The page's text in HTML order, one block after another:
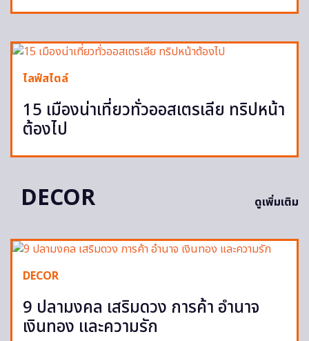
ไลฟ์สไตล์
15 เมืองน่าเที่ยวทั่วออสเตรเลีย ทริปหน้า
ต้องไป
DECOR ดูเพิ่มเติม
DECOR
9 ปลามงคล เสริมดวง การค้า อำนาจ
เงินทอง และความรัก